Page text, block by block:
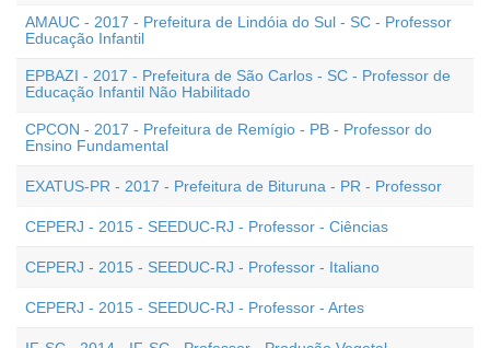
AMAUC - 2017 - Prefeitura de Lindóia do Sul - SC - Professor
Educação Infantil
EPBAZI - 2017 - Prefeitura de São Carlos - SC - Professor de
Educação Infantil Não Habilitado
CPCON - 2017 - Prefeitura de Remígio - PB - Professor do
Ensino Fundamental
EXATUS-PR - 2017 - Prefeitura de Bituruna - PR - Professor
CEPERJ - 2015 - SEEDUC-RJ - Professor - Ciências
CEPERJ - 2015 - SEEDUC-RJ - Professor - Italiano
CEPERJ - 2015 - SEEDUC-RJ - Professor - Artes